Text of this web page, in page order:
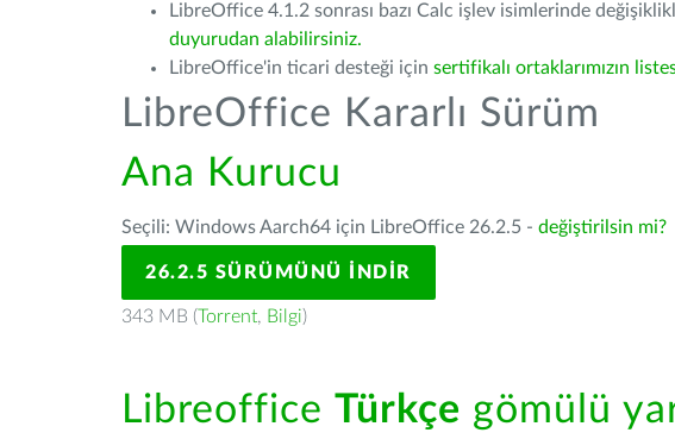
LibreOffice 4.1.2 sonrası bazı Calc işlev isimlerinde
duyurudan alabilirsiniz.
LibreOffice'in ticari desteği için sertifikalı ortaklarımızın
LibreOffice Kararlı Sürüm
Ana Kurucu
Seçili: Windows Aarch64 için LibreOffice 26.2.5 - değiştirilsin mi?
26.2.5 SÜRÜMÜNÜ İNDIR
343 MB (Torrent, Bilgi)
Libreoffice Türkçe gömülü